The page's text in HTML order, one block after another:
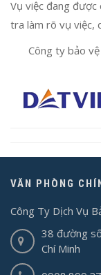
Vụ việc đang được
tra làm rõ vụ việc,
Công ty bảo
VĂN PHÒNG
Công Ty Dịch Vụ
38 đường
Chí Minh